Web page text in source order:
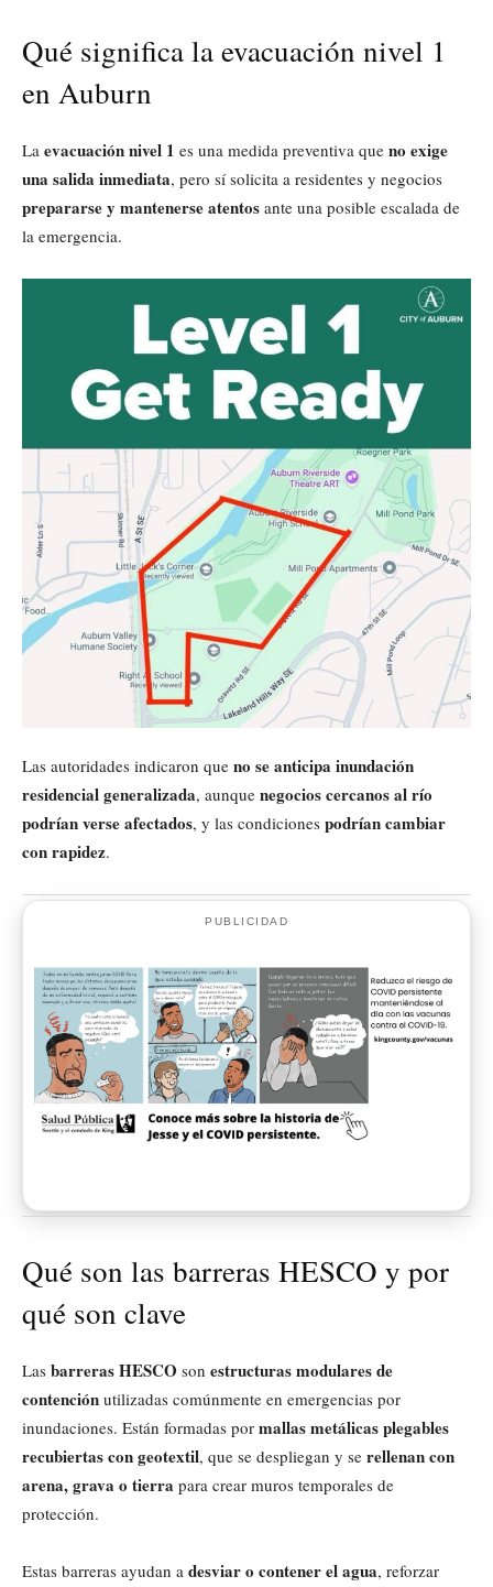
Qué significa la evacuación nivel 1
en Auburn
La evacuación nivel 1 es una medida preventiva que no exige
una salida inmediata, pero sí solicita a residentes y negocios
prepararse y mantenerse atentos ante una posible escalada de
la emergencia.
Las autoridades indicaron que no se anticipa inundación
residencial generalizada, aunque negocios cercanos al río
podrían verse afectados, y las condiciones podrían cambiar
con rapidez.
PUBLICIDAD
Qué son las barreras HESCO y por
qué son clave
Las barreras HESCO son estructuras modulares de
contención utilizadas comúnmente en emergencias por
inundaciones. Están formadas por mallas metálicas plegables
recubiertas con geotextil, que se despliegan y se rellenan con
arena, grava o tierra para crear muros temporales de
protección.
Estas barreras ayudan a desviar o contener el agua, reforzar